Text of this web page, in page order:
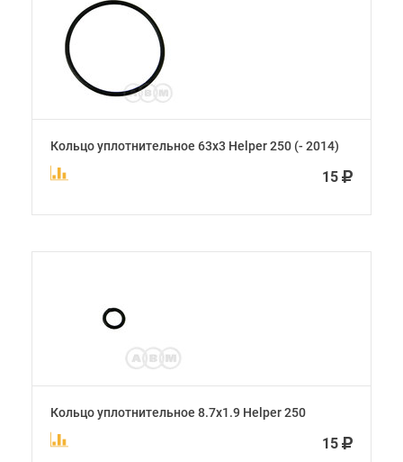
Кольцо уплотнительное 63х3 Helper 250 (- 2014)
15
Кольцо уплотнительное 8.7х1.9 Helper 250
15